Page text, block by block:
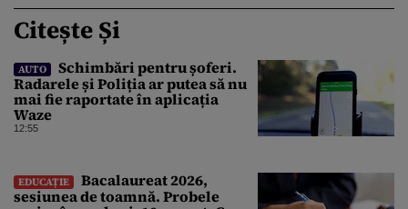
Citește Și
AUTO
Schimbări pentru șoferi.
Radarele și Poliția ar putea să nu
mai fie raportate în aplicația
Waze
12:55
EDUCAȚIE
Bacalaureat 2026,
sesiunea de toamnă. Probele